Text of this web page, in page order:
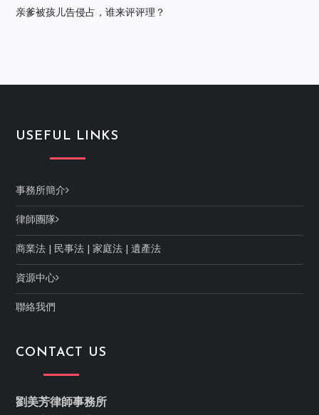
亲爹被孩儿告侵占，谁来评评理？
USEFUL LINKS
事務所簡介
律師團隊
商業法 民事法 |家庭法 |遺產法
資源中心
聯絡我們
CONTACT US
劉美芳律師事務所